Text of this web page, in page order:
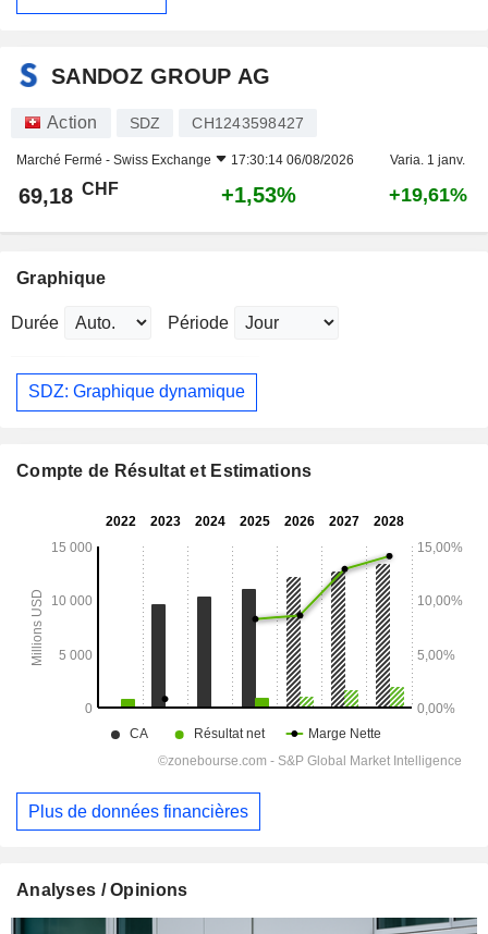
SANDOZ GROUP AG
Action SDZ CH1243598427
Marché Fermé - Swiss Exchange 17:30:14 06/08/2026 Varia. 1 janv.
69,18 CHF +1,53% +19,61%
Graphique
Durée Période
SDZ: Graphique dynamique
Compte de Résultat et Estimations
Plus de données financières
Analyses / Opinions